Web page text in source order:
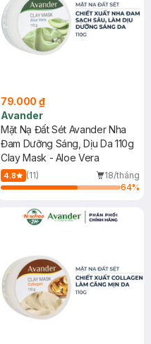
79.000 ₫
Avander
Mặt Nạ Đất Sét Avander Nha
Đam Dưỡng Sáng, Dịu Da 110g
Clay Mask - Aloe Vera
4.8 (11)
18/tháng
64%